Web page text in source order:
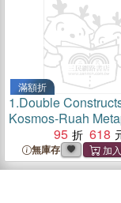
滿額折
1.Double
Kosmos-Ruah
95
618
無庫存